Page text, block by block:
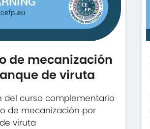
de mecanización
de viruta
del curso complementario
de mecanización por
viruta